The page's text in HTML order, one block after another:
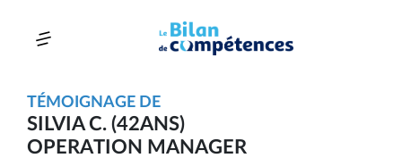
TÉMOIGNAGE DE
SILVIA C. (42ANS)
OPERATION MANAGER